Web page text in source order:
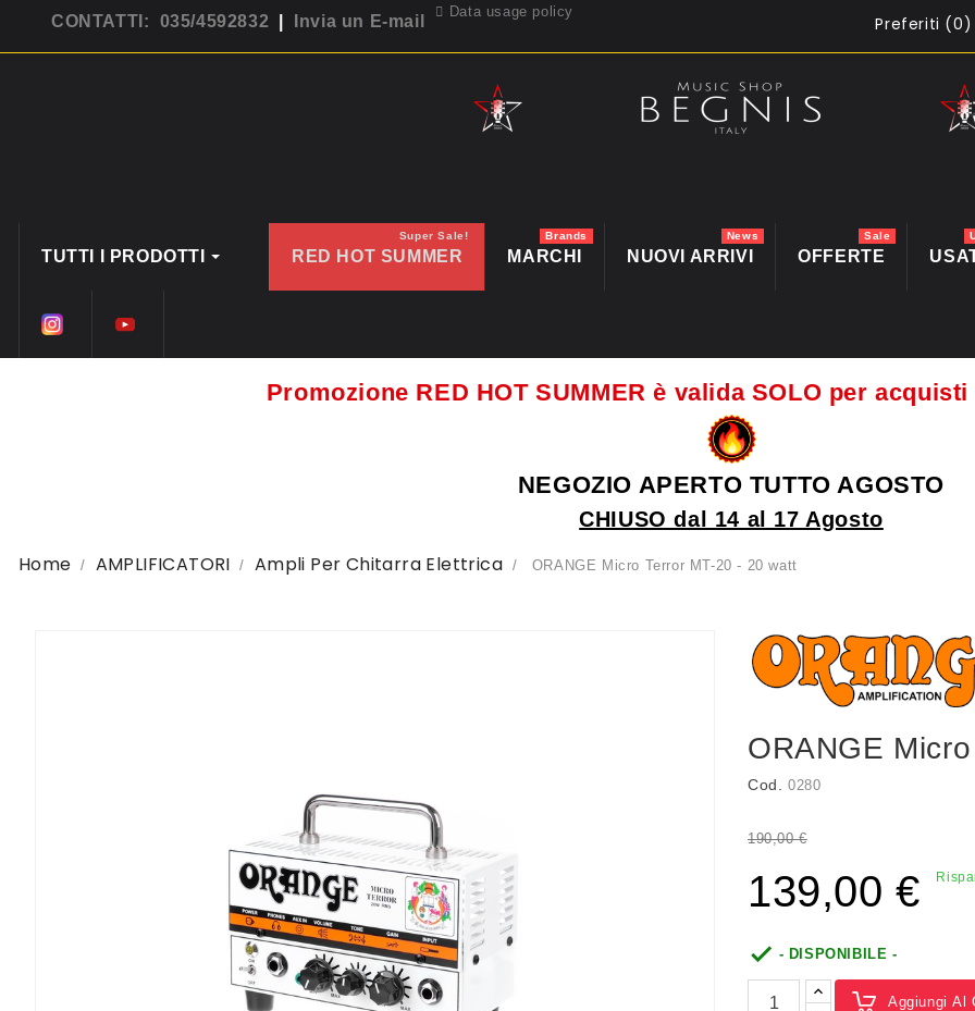
CONTATTI: 035/4592832 Invia un E-mail
Data usage policy
Preferiti (0)
TUTTI I PRODOTTI RED HOT SUMMER
Super Sale!
MARCHI
Brands
NUOVI ARRIVI
News
OFFERTE
Sale
Promozione RED HOT SUMMER è valida SOLO per acquisti
NEGOZIO APERTO TUTTO AGOSTO
CHIUSO dal 14 al 17 Agosto
Home AMPLIFICATORI Ampli Per Chitarra Elettrica ORANGE Micro Terror MT-20 - 20 watt
ORANGE
Cod. 0280
190,00 €
139,00 €
 - DISPONIBILE -
Aggiungi Al